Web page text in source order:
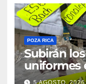
POZA RICA
Subirán
uniformes
5 AGOSTO, 2026